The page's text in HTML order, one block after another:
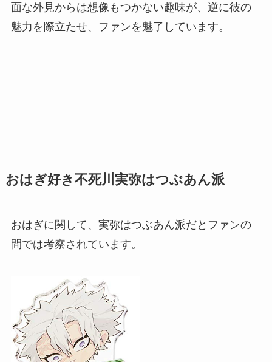
面な外見からは想像もつかない趣味が、逆に彼の
魅力を際立たせ、ファンを魅了しています。
おはぎ好き不死川実弥はつぶあん派
おはぎに関して、実弥はつぶあん派だとファンの
間では考察されています。